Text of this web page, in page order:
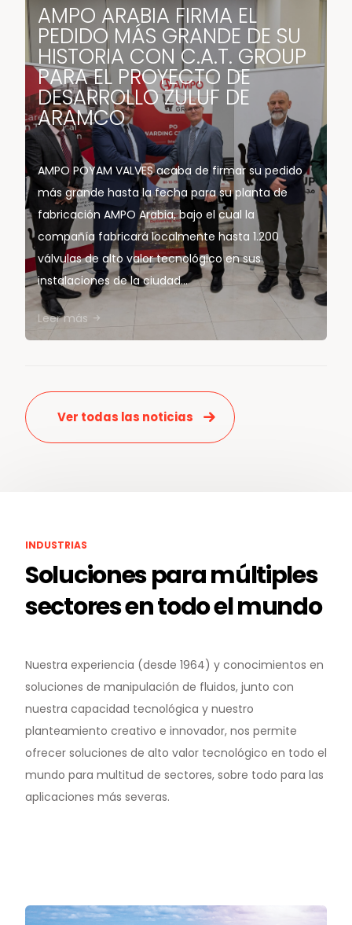
AMPO ARABIA FIRMA EL
PEDIDO MÁS GRANDE DE SU
HISTORIA CON C.A.T. GROUP
PARA EL PROYECTO DE
DESARROLLO ZULUF DE
ARAMCO
AMPO POYAM VALVES acaba de firmar su pedido
más grande hasta la fecha para su planta de
fabricación AMPO Arabia, bajo el cual la
compañía fabricará localmente hasta 1.200
válvulas de alto valor tecnológico en sus
instalaciones de la ciudad...
Leer más
Ver todas las noticias
INDUSTRIAS
Soluciones para múltiples
sectores en todo el mundo
Nuestra experiencia (desde 1964) y conocimientos en
soluciones de manipulación de fluidos, junto con
nuestra capacidad tecnológica y nuestro
planteamiento creativo e innovador, nos permite
ofrecer soluciones de alto valor tecnológico en todo el
mundo para multitud de sectores, sobre todo para las
aplicaciones más severas.